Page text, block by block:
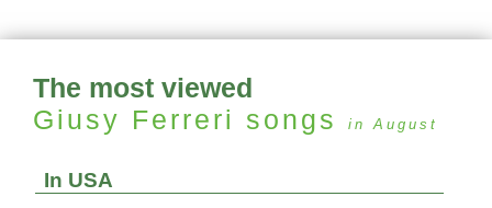
The most viewed
Giusy Ferreri songs in August
In USA